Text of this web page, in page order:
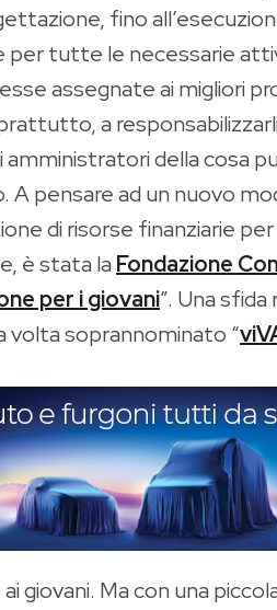
fino
per tutte le necessarie
assegnate ai migliori
a
amministratori della cosa
A pensare ad un nuovo
di risorse finanziarie
è stata la Fondazione
per i giovani”. Una
volta soprannominato “
giovani. Ma con una